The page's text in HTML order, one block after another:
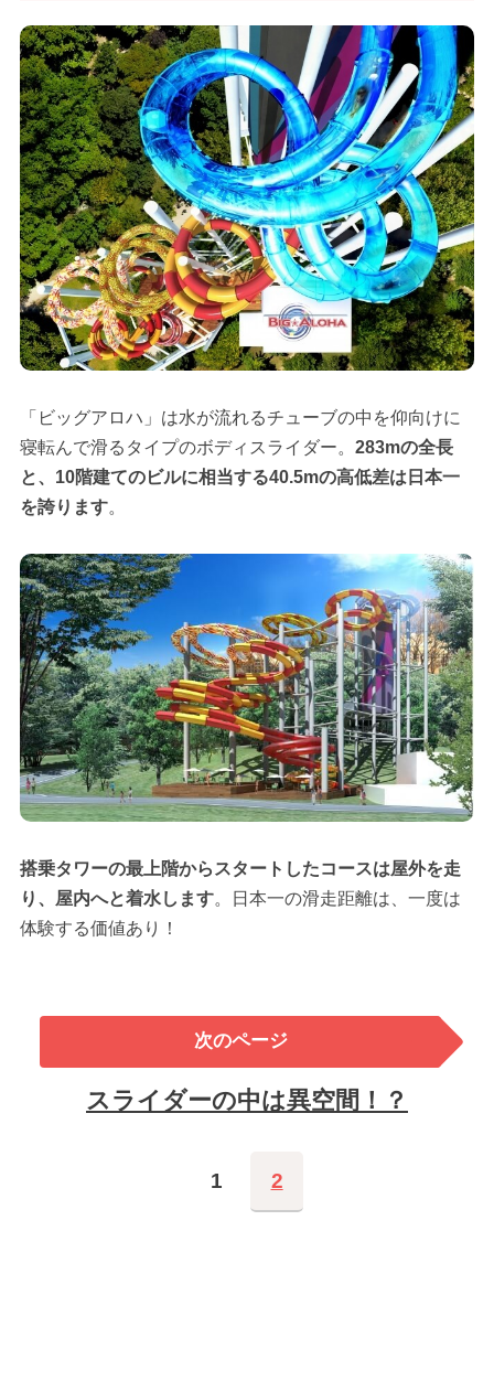
「ビッグアロハ」は水が流れるチューブの中を仰向けに
寝転んで滑るタイプのボディスライダー。 283mの全長
と、10階建てのビルに相当する40.5mの高低差は日本一
を誇ります。
搭乗タワーの最上階からスタートしたコースは屋外を走
り、屋内へと着水します。日本一の滑走距離は、一度は
体験する価値あり！
次のページ
スライダーの中は異空間！？
1 2